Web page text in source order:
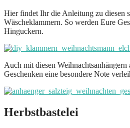
Hier findet Ihr die Anleitung zu diesen
Wäscheklammern. So werden Eure
Hinguckern.
Auch mit diesen
Geschenken eine besondere Note
Herbstbastelei